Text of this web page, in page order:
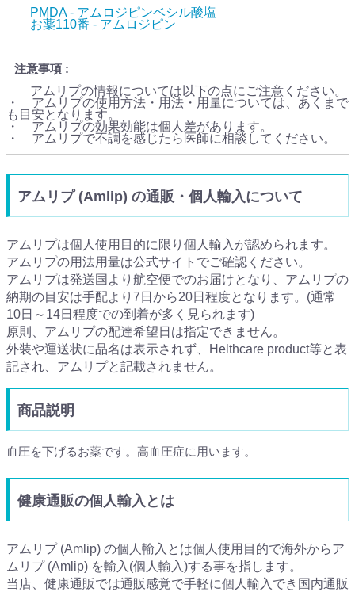
PMDA - アムロジピンベシル酸塩
お薬110番 - アムロジピン
注意事項
アムリプの情報については以下の点にご注意ください。
・ アムリプの使用方法・用法・用量については、あくまで
も目安となります。
・ アムリプの効果効能は個人差があります。
・ アムリプで不調を感じたら医師に相談してください。
アムリプ (Amlip) の通販・個人輸入について
アムリプは個人使用目的に限り個人輸入が認められます。
アムリプの用法用量は公式サイトでご確認ください。
アムリプは発送国より航空便でのお届けとなり、アムリプの
納期の目安は手配より7日から20日程度となります。(通常
10日～14日程度での到着が多く見られます)
原則、アムリプの配達希望日は指定できません。
外装や運送状に品名は表示されず、Helthcare product等と表
記され、アムリプと記載されません。
商品説明
血圧を下げるお薬です。高血圧症に用います。
健康通販の個人輸入とは
アムリプ (Amlip) の個人輸入とは個人使用目的で海外からア
ムリプ (Amlip) を輸入(個人輸入)する事を指します。
当店、健康通販では通販感覚で手軽に個人輸入でき国内通販